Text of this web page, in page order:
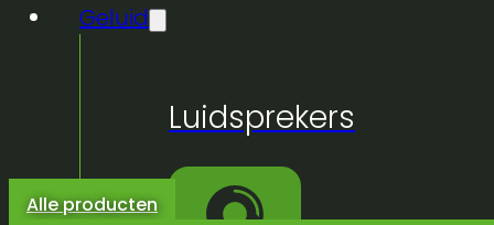
producten
winkelwagen.
Geluid
Luidsprekers
Alle producten